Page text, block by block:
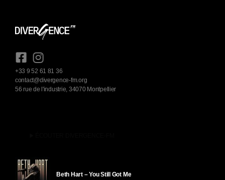
+33 9 52 61 81 36
contact@divergence-fm.org
56 rue de l'industrie, 34070 Montpellier
Beth Hart – You Still Got Me